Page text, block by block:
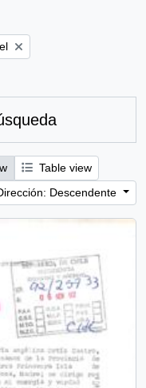
Table view
Descendente